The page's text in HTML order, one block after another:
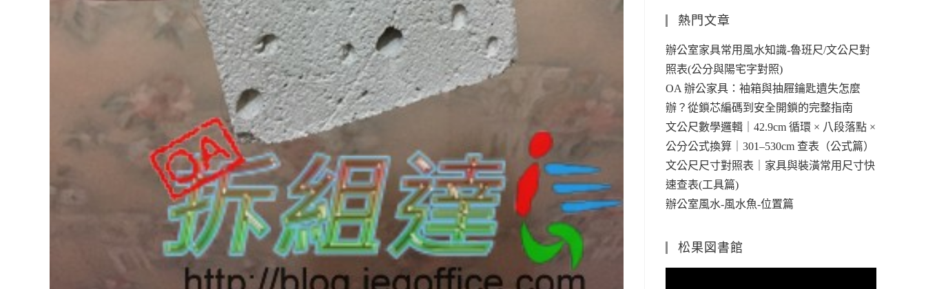
熱門文章
辦公室家具常用風水知識-魯班尺/文公尺對
照表(公分與陽宅字對照)
OA 辦公家具：袖箱與抽屜鑰匙遺失怎麼
辦？從鎖芯編碼到安全開鎖的完整指南
文公尺數學邏輯｜42.9cm 循環 × 八段落點 ×
公分公式換算｜301–530cm 查表（公式篇）
文公尺尺寸對照表｜家具與裝潢常用尺寸快
速查表(工具篇)
辦公室風水-風水魚-位置篇
松果図書館